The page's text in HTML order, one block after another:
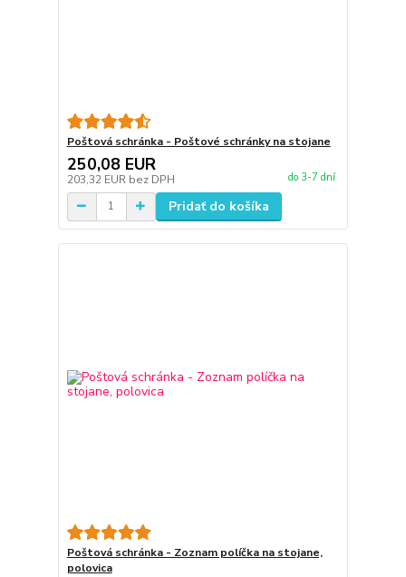
Poštová schránka - Poštové schránky na stojane
250,08 EUR
203,32 EUR bez DPH do 3-7 dní
Pridať do košíka
Poštová schránka - Zoznam políčka na stojane,
polovica